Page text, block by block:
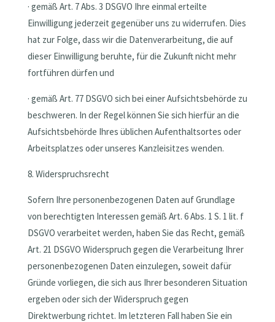
· gemäß Art. 7 Abs. 3 DSGVO Ihre einmal erteilte
Einwilligung jederzeit gegenüber uns zu widerrufen. Dies
hat zur Folge, dass wir die Datenverarbeitung, die auf
dieser Einwilligung beruhte, für die Zukunft nicht mehr
fortführen dürfen und
· gemäß Art. 77 DSGVO sich bei einer Aufsichtsbehörde zu
beschweren. In der Regel können Sie sich hierfür an die
Aufsichtsbehörde Ihres üblichen Aufenthaltsortes oder
Arbeitsplatzes oder unseres Kanzleisitzes wenden.
8. Widerspruchsrecht
Sofern Ihre personenbezogenen Daten auf Grundlage
von berechtigten Interessen gemäß Art. 6 Abs. 1 S. 1 lit. f
DSGVO verarbeitet werden, haben Sie das Recht, gemäß
Art. 21 DSGVO Widerspruch gegen die Verarbeitung Ihrer
personenbezogenen Daten einzulegen, soweit dafür
Gründe vorliegen, die sich aus Ihrer besonderen Situation
ergeben oder sich der Widerspruch gegen
Direktwerbung richtet. Im letzteren Fall haben Sie ein